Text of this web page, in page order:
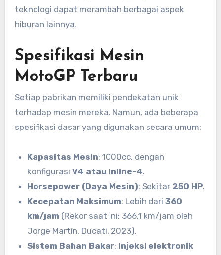
teknologi dapat merambah berbagai aspek
hiburan lainnya.
Spesifikasi Mesin
MotoGP Terbaru
Setiap pabrikan memiliki pendekatan unik
terhadap mesin mereka. Namun, ada beberapa
spesifikasi dasar yang digunakan secara umum:
Kapasitas Mesin: 1000cc, dengan
konfigurasiV4 atau Inline-4.
Horsepower (Daya Mesin): Sekitar 250 HP.
Kecepatan Maksimum: Lebih dari360
km/jam (Rekor saat ini: 366,1 km/jam oleh
Jorge Martín, Ducati, 2023).
Sistem Bahan Bakar: Injeksi elektronik